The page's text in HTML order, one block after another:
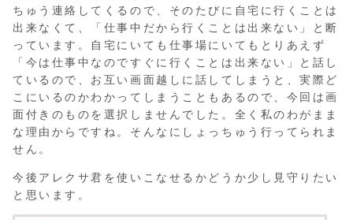
ちゅう連絡してくるので、そのたびに自宅に行くことは
出来なくて、「仕事中だから行くことは出来ない」と断
っています。自宅にいても仕事場にいてもとりあえず
「今は仕事中なのですぐに行くことは出来ない」と話し
ているので、お互い画面越しに話してしまうと、実際ど
こにいるのかわかってしまうこともあるので、今回は画
面付きのものを選択しませんでした。全く私のわがまま
な理由からですね。そんなにしょっちゅう行ってられま
せん。
今後アレクサ君を使いこなせるかどうか少し見守りたい
と思います。